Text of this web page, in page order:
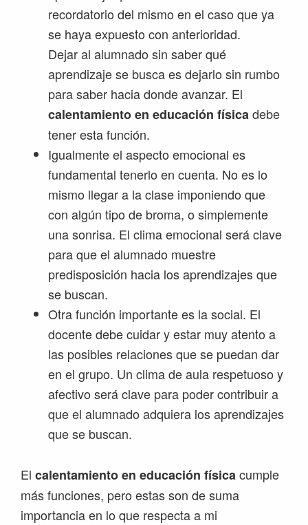
recordatorio del mismo en el caso que ya
se haya expuesto con anterioridad.
Dejar al alumnado sin saber qué
aprendizaje se busca es dejarlo sin rumbo
para saber hacia donde avanzar. El
calentamiento en educación físicadebe
tener esta función.
Igualmente el aspecto emocional es
fundamental tenerlo en cuenta. No es lo
mismo llegar a la clase imponiendo que
con algún tipo de broma, o simplemente
una sonrisa. El clima emocional será clave
para que el alumnado muestre
predisposición hacia los aprendizajes que
se buscan.
Otra función importante es la social. El
docente debe cuidar y estar muy atento a
las posibles relaciones que se puedan dar
en el grupo. Un clima de aula respetuoso y
afectivo será clave para poder contribuir a
que el alumnado adquiera los aprendizajes
que se buscan.
El calentamiento en educación físicacumple
más funciones, pero estas son de suma
importancia en lo que respecta a mi